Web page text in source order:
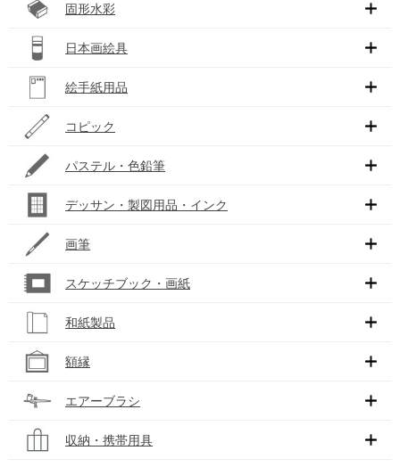
固形水彩
日本画絵具
絵手紙用品
コピック
パステル・色鉛筆
デッサン・製図用品・インク
画筆
スケッチブック・画紙
和紙製品
額縁
エアーブラシ
収納・携帯用具